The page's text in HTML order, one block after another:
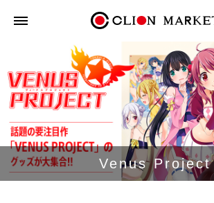
Venus Project